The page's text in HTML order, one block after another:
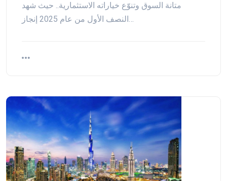
متانة السوق وتنوّع خياراته الاستثمارية.. حيث شهد
النصف الأول من عام 2025 إنجاز…